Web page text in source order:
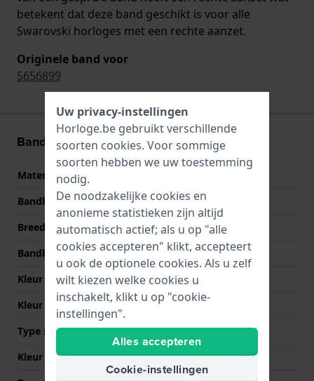
betekent dat deze band geschikt is voor alle
Swarovski horloges met een rechte aanzet.
Originele band voor
5656899
Band informatie
Materiaal Band
Bandbreedte
16 mm
Breedte bandaanzet
16 mm
Bandbreedte bij sluiting
14 mm
Kleur Band
Beige
Kleur stiksel
Beige
Type sluiting
Gesp
Kleur sluiting
Roségoud
Uw privacy-instellingen
Horloge.be gebruikt verschillende
soorten cookies. Voor sommige
soorten hebben we uw toestemming
nodig.
De noodzakelijke cookies en
anonieme statistieken zijn altijd
automatisch actief; als u op "alle
cookies accepteren" klikt, accepteert
u ook de optionele cookies. Als u zelf
wilt kiezen welke cookies u
inschakelt, klikt u op "cookie-
instellingen".
Alles accepteren
Cookie-instellingen